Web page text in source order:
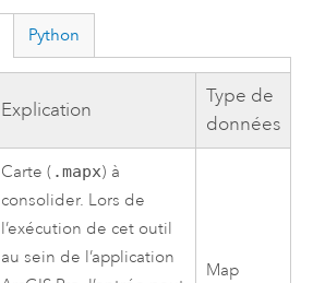
Python
Explication
Type de
données
Carte ( .mapx) à
consolider. Lors de
l’exécution de cet outil
au sein de l’application
Map